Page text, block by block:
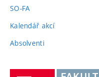
SO-FA
Kalendář akcí
Absolventi(externí